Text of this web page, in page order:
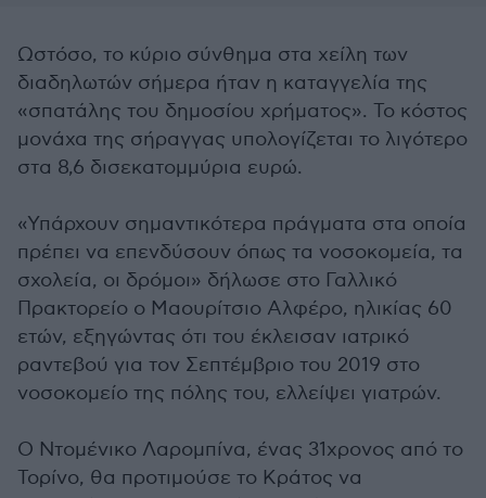
Ωστόσο, το κύριο σύνθημα στα χείλη των
διαδηλωτών σήμερα ήταν η καταγγελία της
«σπατάλης του δημοσίου χρήματος». Το κόστος
μονάχα της σήραγγας υπολογίζεται το λιγότερο
στα 8,6 δισεκατομμύρια ευρώ.
«Υπάρχουν σημαντικότερα πράγματα στα οποία
πρέπει να επενδύσουν όπως τα νοσοκομεία, τα
σχολεία, οι δρόμοι» δήλωσε στο Γαλλικό
Πρακτορείο ο Μαουρίτσιο Αλφέρο, ηλικίας 60
ετών, εξηγώντας ότι του έκλεισαν ιατρικό
ραντεβού για τον Σεπτέμβριο του 2019 στο
νοσοκομείο της πόλης του, ελλείψει γιατρών.
Ο Ντομένικο Λαρομπίνα, ένας 31χρονος από το
Τορίνο, θα προτιμούσε το Κράτος να